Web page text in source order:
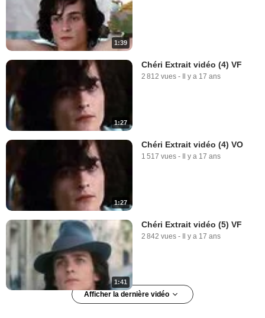
1:39
1:27
Chéri Extrait vidéo (4) VF
2 812 vues - Il y a 17 ans
1:27
Chéri Extrait vidéo (4) VO
1 517 vues - Il y a 17 ans
1:41
Chéri Extrait vidéo (5) VF
2 842 vues - Il y a 17 ans
Afficher la dernière vidéo